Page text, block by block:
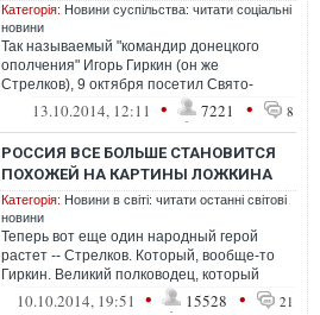
Категорія: Новини суспільства: читати соціальні
новини
Так называемый "командир донецкого
ополчения" Игорь Гиркин (он же
Стрелков), 9 октября посетил Свято-
Иоанно-Богословский монастыре в
13.10.2014, 12:11 • 7221 • 8
РОССИЯ ВСЕ БОЛЬШЕ СТАНОВИТСЯ
ПОХОЖЕЙ НА КАРТИНЫ ЛОЖКИНА
Категорія: Новини в світі: читати останні світові
новини
Теперь вот еще один народный герой
растет -- Стрелков. Который, вообще-то
Гиркин. Великий полководец, который
вообще-то даже военного училища не
10.10.2014, 19:51 • 15528 • 21